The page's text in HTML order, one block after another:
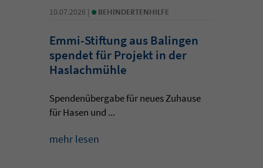
10.07.2026 | • BEHINDERTENHILFE
Emmi-Stiftung aus Balingen
spendet für Projekt in der
Haslachmühle
Spendenübergabe für neues Zuhause
für Hasen und ...
mehr lesen